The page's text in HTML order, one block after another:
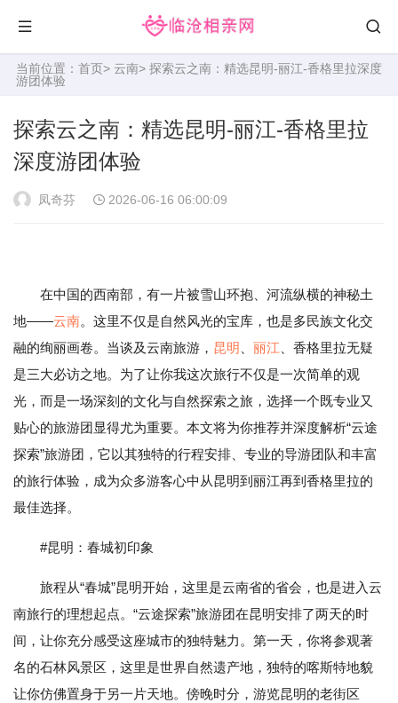
当前位置： 首页> 云南> 探索云之南：精选昆明-丽江-香格里拉深度
游团体验
探索云之南：精选昆明-丽江-香格里拉
深度游团体验
凤奇芬 2026-06-16 06:00:09
在中国的西南部，有一片被雪山环抱、河流纵横的神秘土
地——云南。这里不仅是自然风光的宝库，也是多民族文化交
融的绚丽画卷。当谈及云南旅游， 昆明 丽江 、香格里拉无疑
是三大必访之地。为了让你我这次旅行不仅是一次简单的观
光，而是一场深刻的文化与自然探索之旅，选择一个既专业又
贴心的旅游团显得尤为重要。本文将为你推荐并深度解析“云途
探索”旅游团，它以其独特的行程安排、专业的导游团队和丰富
的旅行体验，成为众多游客心中从昆明到丽江再到香格里拉的
最佳选择。
#昆明：春城初印象
旅程从“春城”昆明开始，这里是云南省的省会，也是进入云
南旅行的理想起点。“云途探索”旅游团在昆明安排了两天的时
间，让你充分感受这座城市的独特魅力。第一天，你将参观著
名的石林风景区，这里是世界自然遗产地，独特的喀斯特地貌
让你仿佛置身于另一片天地。傍晚时分，游览昆明的老街区